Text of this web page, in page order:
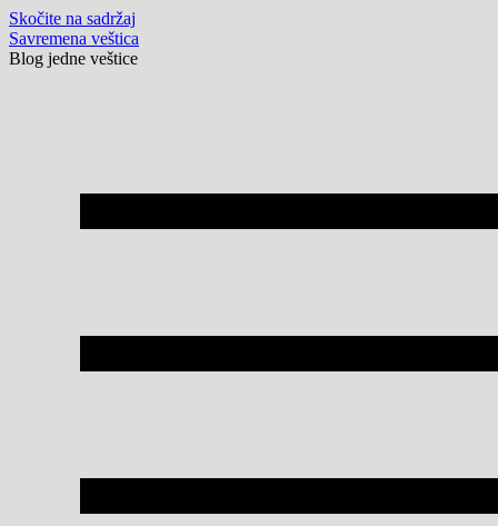
Skočite na sadržaj
Savremena veštica
Blog jedne veštice